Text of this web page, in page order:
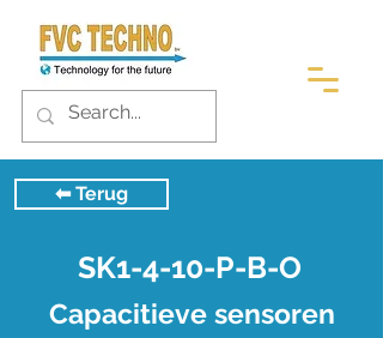
⬅︎ Terug
SK1-4-10-P-B-O
Capacitieve sensoren